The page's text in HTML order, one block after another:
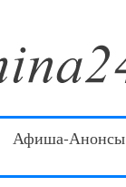
Афиша-Анонсы